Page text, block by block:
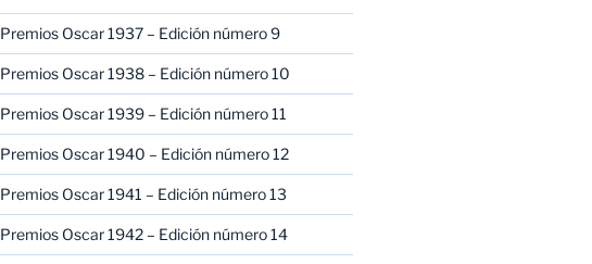
Premios Oscar 1937 – Edición número 9
Premios Oscar 1938 – Edición número 10
Premios Oscar 1939 – Edición número 11
Premios Oscar 1940 – Edición número 12
Premios Oscar 1941 – Edición número 13
Premios Oscar 1942 – Edición número 14